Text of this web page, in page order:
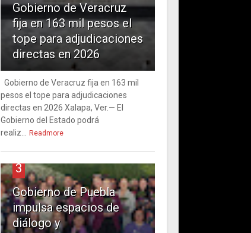
Gobierno de Veracruz
fija en 163 mil pesos el
tope para adjudicaciones
directas en 2026
Gobierno de Veracruz fija en 163 mil
pesos el tope para adjudicaciones
directas en 2026 Xalapa, Ver.— El
Gobierno del Estado podrá
realiz...
Readmore
3
Gobierno de Puebla
impulsa espacios de
diálogo y